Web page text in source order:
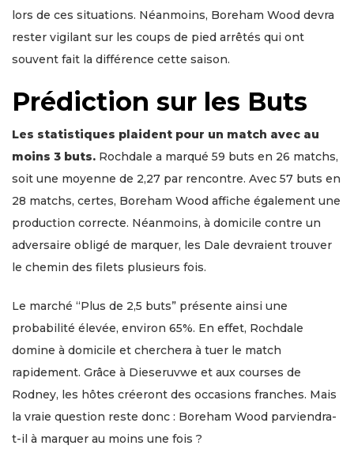
lors de ces situations. Néanmoins, Boreham Wood devra
rester vigilant sur les coups de pied arrêtés qui ont
souvent fait la différence cette saison.
Prédiction sur les Buts
Les statistiques plaident pour un match avec au
moins 3 buts. Rochdale a marqué 59 buts en 26 matchs,
soit une moyenne de 2,27 par rencontre. Avec 57 buts en
28 matchs, certes, Boreham Wood affiche également une
production correcte. Néanmoins, à domicile contre un
adversaire obligé de marquer, les Dale devraient trouver
le chemin des filets plusieurs fois.
Le marché “Plus de 2,5 buts” présente ainsi une
probabilité élevée, environ 65%. En effet, Rochdale
domine à domicile et cherchera à tuer le match
rapidement. Grâce à Dieseruvwe et aux courses de
Rodney, les hôtes créeront des occasions franches. Mais
la vraie question reste donc : Boreham Wood parviendra-
t-il à marquer au moins une fois ?